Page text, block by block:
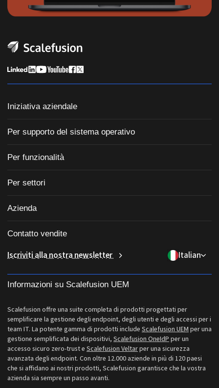
Iniziativa aziendale
Gestione dei dispositivi Zebra
Software per chioschi
Gestione delle identità e degli accessi
Per supporto del sistema operativo
Gestione Android
Gestione iOS
Gestione Apple TV
Per funzionalità
Catalogo app Windows
Accesso condizionale
Per settori
Consegna dell'ultimo miglio
Vendita al dettaglio
Logistica
Azienda
Documentazione di aiuto Scalefusion
Sala stampa
Carriere
Contatto vendite
sales[at]scalefusion.com
US: +1-415-650-4500
UK: +44-7520-641664
NZ: +64-9-888-4315
India: +91-63694-45500
Iscriviti alla nostra newsletter Italian
Informazioni su Scalefusion UEM
Scalefusion offre una suite completa di prodotti progettati per
semplificare la gestione degli endpoint, degli utenti e degli accessi per i
team IT. La potente gamma di prodotti include Scalefusion UEMper una
gestione semplificata dei dispositivi, Scalefusion OneIdPper un
accesso sicuro zero-trust e Scalefusion Veltarper una sicurezza
avanzata degli endpoint. Con oltre 12.000 aziende in più di 120 paesi
che si affidano ai nostri prodotti, Scalefusion garantisce che la vostra
azienda sia sempre un passo avanti.